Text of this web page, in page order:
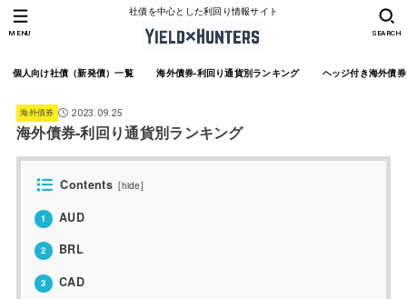
社債を中心とした利回り情報サイト
個人向け社債（新発債）一覧 海外債券-利回り通貨別ランキング ヘッジ付き海外債
SEARCH
MENU
海外債券 2023.09.25
海外債券-利回り通貨別ランキング
Contents [hide]
1 AUD
2 BRL
3 CAD